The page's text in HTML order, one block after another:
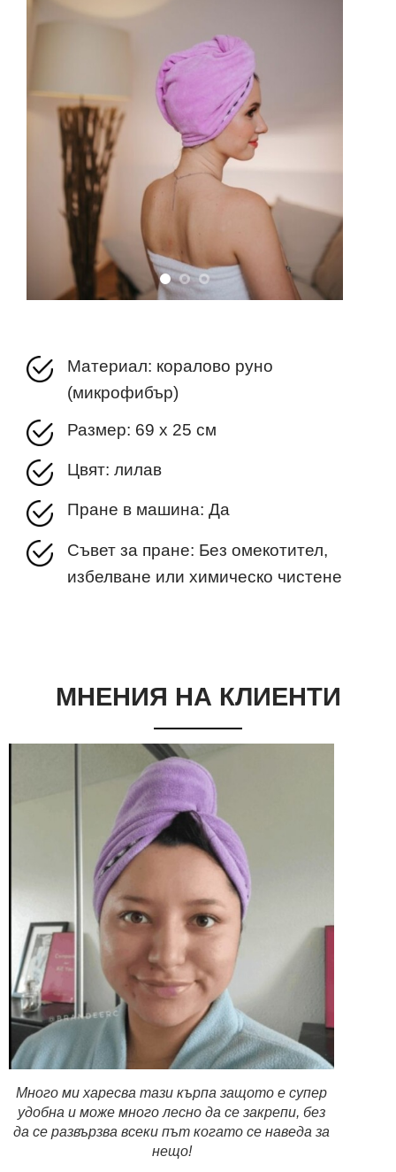
Материал: коралово руно
(микрофибър)
Размер: 69 х 25 см
Цвят: лилав
Пране в машина: Да
Съвет за пране: Без омекотител,
избелване или химическо чистене
МНЕНИЯ НА КЛИЕНТИ
Много ми харесва тази кърпа защото е супер
удобна и може много лесно да се закрепи, без
да се развързва всеки път когато се наведа за
нещо!